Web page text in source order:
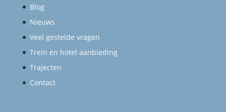
Blog
Nieuws
Veel gestelde vragen
Trein en hotel aanbieding
Trajecten
Contact